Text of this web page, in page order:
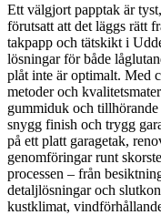
Ett välgjort papptak är
förutsatt att det läggs rätt
takpapp och tätskikt i
lösningar för både
plåt inte är optimalt. Med
metoder och
gummiduk och
snygg finish och trygg
på ett platt garagetak,
genomföringar runt
processen – från
detaljlösningar och
kustklimat,